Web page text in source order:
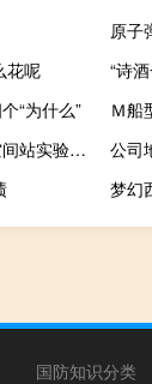
原子
花呢
“诗
“为什么”
Ｍ船
日本“希望”号国际空间站实验舱建成
公司
梦幻
国防知识分类